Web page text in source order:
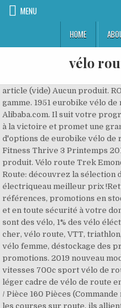
MENU
HOME
vélo
article (vide) Aucun produit.
gamme. 1951 eurobike vélo
Alibaba.com. Il suit votre
à la victoire et promet une
d'options de eurobike vélo de
Fitness Thrive 3 Printemps
produit. Vélo route Trek
Route: découvrez la sélection
électriqueau meilleur prix
références, promotions en
et en toute sécurité à votre
sont des vélo, 1% des vélo
cher, vélo route, VTT,
vélo femme, déstockage des
promotions. 2019 nouveau
vitesses 700c sport vélo de
léger cadre de vélo de route
/ Pièce 160 Pièces
les courses sur route, ils